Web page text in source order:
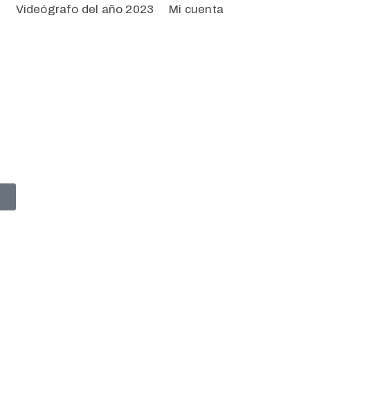
Videógrafo del año 2023 Mi cuenta